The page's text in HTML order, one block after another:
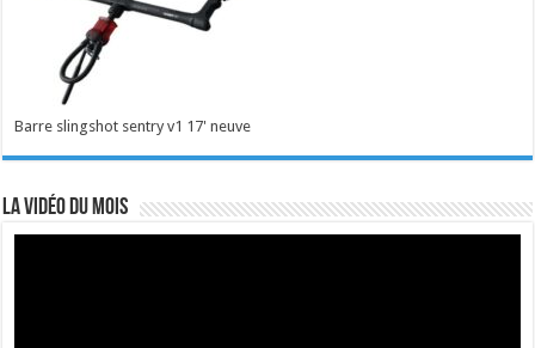
Barre slingshot sentry v1 17' neuve
La vidéo du mois